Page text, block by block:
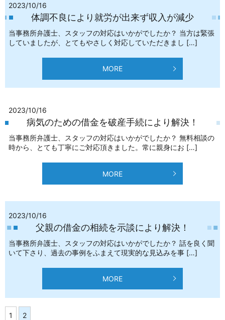
2023/10/16
体調不良により就労が出来ず収入が減少
当事務所弁護士、スタッフの対応はいかがでしたか？ 当方は緊張
していましたが、とてもやさしく対応していただきまし […]
MORE
2023/10/16
病気のための借金を破産手続により解決！
当事務所弁護士、スタッフの対応はいかがでしたか？ 無料相談の
時から、とても丁寧にご対応頂きました。常に親身にお […]
MORE
2023/10/16
父親の借金の相続を示談により解決！
当事務所弁護士、スタッフの対応はいかがでしたか？ 話を良く聞
いて下さり、過去の事例をふまえて現実的な見込みを事 […]
MORE
1 2